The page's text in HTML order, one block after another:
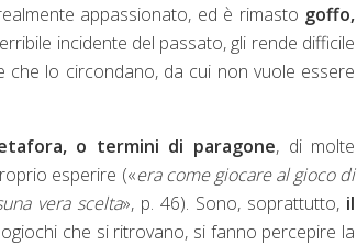
appassionato, ed è rimasto goffo,
incidente del passato, gli rende difficile
lo circondano, da cui non vuole essere
o termini di paragone, di molte
esperire («era come giocare al gioco di
vera scelta», p. 46). Sono, soprattutto, il
che si ritrovano, si fanno percepire la